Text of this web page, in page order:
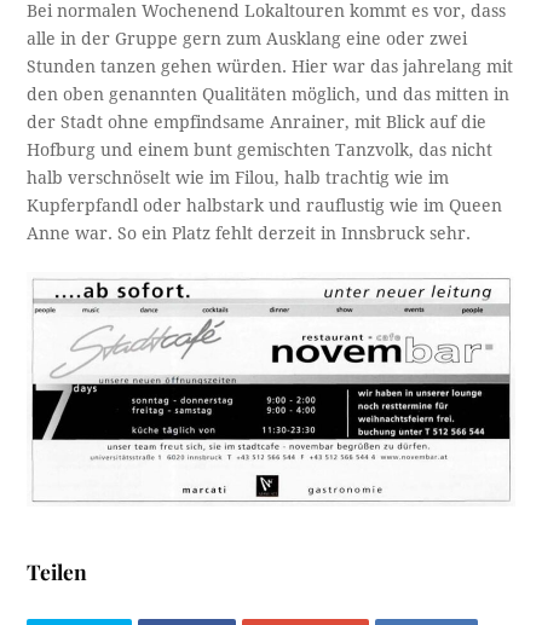
Bei normalen Wochenend Lokaltouren kommt es vor, dass
alle in der Gruppe gern zum Ausklang eine oder zwei
Stunden tanzen gehen würden. Hier war das jahrelang mit
den oben genannten Qualitäten möglich, und das mitten in
der Stadt ohne empfindsame Anrainer, mit Blick auf die
Hofburg und einem bunt gemischten Tanzvolk, das nicht
halb verschnöselt wie im Filou, halb trachtig wie im
Kupferpfandl oder halbstark und rauflustig wie im Queen
Anne war. So ein Platz fehlt derzeit in Innsbruck sehr.
Teilen